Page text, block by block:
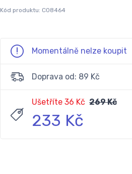
Kód produktu: C08464
Momentálně nelze koupit
Doprava od: 89 Kč
Ušetříte 36 Kč 269 Kč
233 Kč